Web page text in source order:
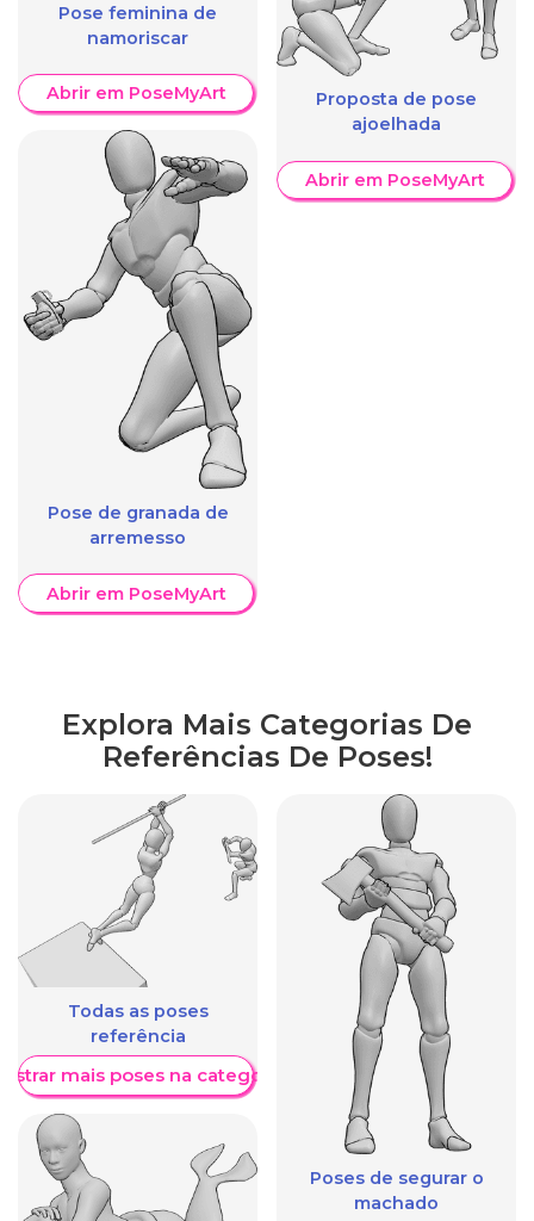
Pose feminina de
namoriscar
Abrir em PoseMyArt
Pose de granada de
arremesso
Abrir em PoseMyArt
Proposta de pose
ajoelhada
Abrir em PoseMyArt
Explora Mais Categorias De
Referências De Poses!
Todas as poses
referência
mais poses na categoria
Poses de segurar o
machado